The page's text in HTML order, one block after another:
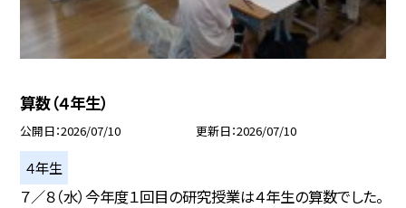
算数（４年生）
公開日 2026/07/10 更新日 2026/07/10
４年生
７／８（水）今年度１回目の研究授業は４年生の算数でした。